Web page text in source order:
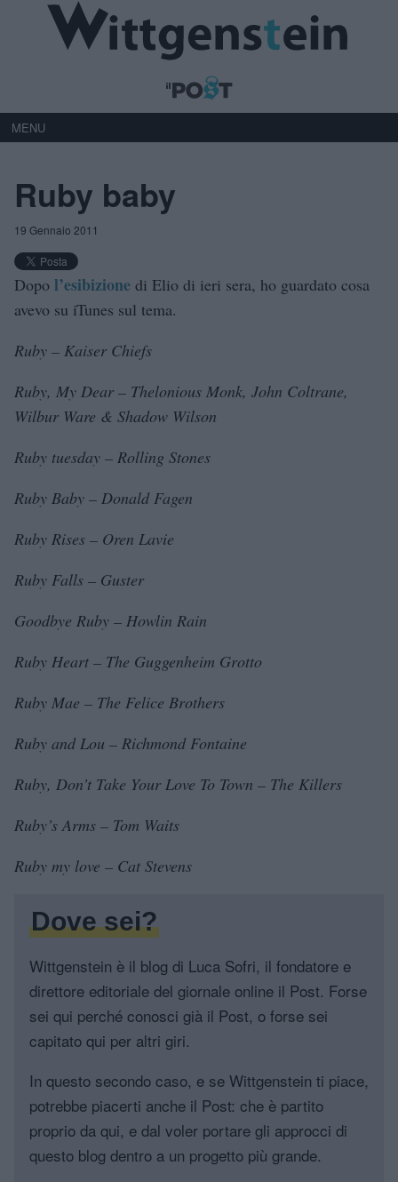
MENU
Ruby baby
19 Gennaio 2011
Dopo l’esibizione di Elio di ieri sera, ho guardato cosa
avevo su iTunes sul tema.
Ruby – Kaiser Chiefs
Ruby, My Dear – Thelonious Monk, John Coltrane,
Wilbur Ware & Shadow Wilson
Ruby tuesday – Rolling Stones
Ruby Baby – Donald Fagen
Ruby Rises – Oren Lavie
Ruby Falls – Guster
Goodbye Ruby – Howlin Rain
Ruby Heart – The Guggenheim Grotto
Ruby Mae – The Felice Brothers
Ruby and Lou – Richmond Fontaine
Ruby, Don’t Take Your Love To Town – The Killers
Ruby’s Arms – Tom Waits
Ruby my love – Cat Stevens
Dove sei?
Wittgenstein è il blog di Luca Sofri, il fondatore e
direttore editoriale del giornale online il Post. Forse
sei qui perché conosci già il Post, o forse sei
capitato qui per altri giri.
In questo secondo caso, e se Wittgenstein ti piace,
potrebbe piacerti anche il Post: che è partito
proprio da qui, e dal voler portare gli approcci di
questo blog dentro a un progetto più grande.